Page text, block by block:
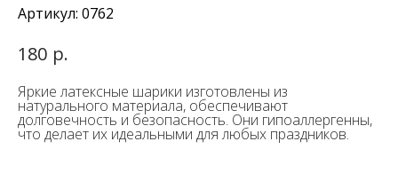
Артикул: 0762
180 р.
Яркие латексные шарики изготовлены из
натурального материала, обеспечивают
долговечность и безопасность. Они гипоаллергенны,
что делает их идеальными для любых праздников.